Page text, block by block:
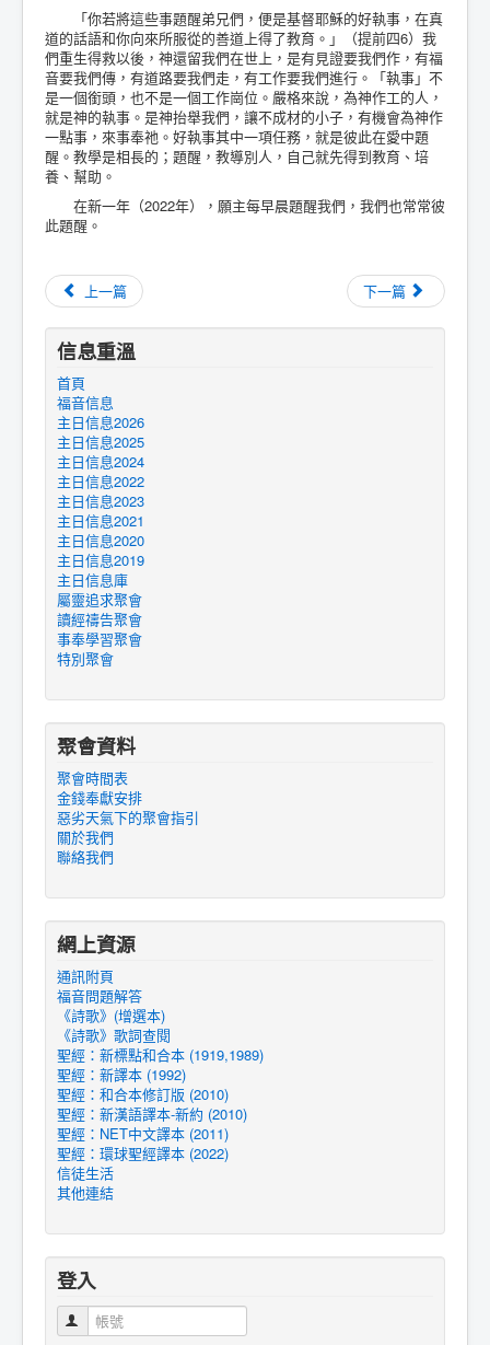
「你若將這些事題醒弟兄們，便是基督耶穌的好執事，在真
道的話語和你向來所服從的善道上得了教育。」（提前四6）我
們重生得救以後，神還留我們在世上，是有見證要我們作，有福
音要我們傳，有道路要我們走，有工作要我們進行。「執事」不
是一個銜頭，也不是一個工作崗位。嚴格來說，為神作工的人，
就是神的執事。是神抬舉我們，讓不成材的小子，有機會為神作
一點事，來事奉祂。好執事其中一項任務，就是彼此在愛中題
醒。教學是相長的；題醒，教導別人，自己就先得到教育、培
養、幫助。
在新一年（2022年），願主每早晨題醒我們，我們也常常彼
此題醒。
上一篇 下一篇
信息重溫
首頁
福音信息
主日信息2026
主日信息2025
主日信息2024
主日信息2022
主日信息2023
主日信息2021
主日信息2020
主日信息2019
主日信息庫
屬靈追求聚會
讀經禱告聚會
事奉學習聚會
特別聚會
聚會資料
聚會時間表
金錢奉獻安排
惡劣天氣下的聚會指引
關於我們
聯絡我們
網上資源
通訊附頁
福音問題解答
《詩歌》(增選本)
《詩歌》歌詞查閱
聖經：新標點和合本 (1919,1989)
聖經：新譯本 (1992)
聖經：和合本修訂版 (2010)
聖經：新漢語譯本-新約 (2010)
聖經：NET中文譯本 (2011)
聖經：環球聖經譯本 (2022)
信徒生活
其他連結
登入
帳號